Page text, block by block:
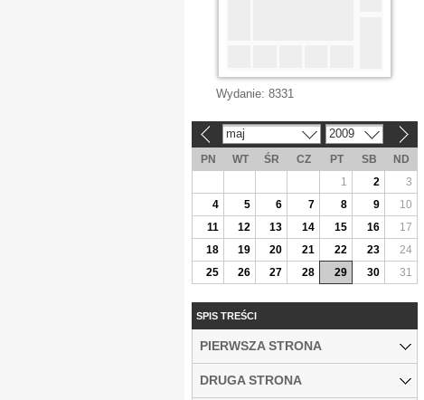
Wydanie: 8331
maj 2009
PN WT ŚR CZ PT SB
ND
1
2
3
4
5 6 7 8 9
10
11
12 13 14 15 16
17
18
19 20 21 22 23
24
25
26 27 28 29 30 31
SPIS TREŚCI
PIERWSZA STRONA
DRUGA STRONA